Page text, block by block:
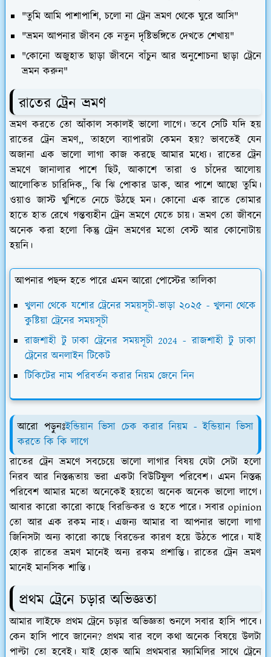
"তুমি আমি পাশাপাশি, চলো না ট্রেন ভ্রমণ থেকে ঘুরে আসি"
"ভ্রমন আপনার জীবন কে নতুন দৃষ্টিভঙ্গিতে দেখতে শেখায়"
"কোনো অজুহাত ছাড়া জীবনে বাঁচুন আর অনুশোচনা ছাড়া ট্রেনে
ভ্রমন করুন"
রাতের ট্রেন ভ্রমণ
ভ্রমণ করতে তো আঁকাল সকালই ভালো লাগে। তবে সেটি যদি হয়
রাতের ট্রেন ভ্রমণ,, তাহলে ব্যাপারটা কেমন হয়? ভাবতেই যেন
অজানা এক ভালো লাগা কাজ করছে আমার মধ্যে। রাতের ট্রেন
ভ্রমণে জানালার পাশে ছিট, আকাশে তারা ও চাঁদের আলোয়
আলোকিত চারিদিক,, ঝি ঝি পোকার ডাক, আর পাশে আছো তুমি।
ওয়াও জাস্ট খুশিতে নেচে উঠছে মন। কোনো এক রাতে তোমার
হাতে হাত রেখে গন্তব্যহীন ট্রেন ভ্রমণে যেতে চায়। ভ্রমণ তো জীবনে
অনেক করা হলো কিন্তু ট্রেন ভ্রমণের মতো বেস্ট আর কোনোটায়
হয়নি।
আপনার পছন্দ হতে পারে এমন আরো পোস্টের তালিকা
খুলনা থেকে যশোর ট্রেনের সময়সূচী-ভাড়া ২০২৫ - খুলনা থেকে
কুষ্টিয়া ট্রেনের সময়সূচী
রাজশাহী টু ঢাকা ট্রেনের সময়সূচী 2024 - রাজশাহী টু ঢাকা
ট্রেনের অনলাইন টিকেট
টিকিটের নাম পরিবর্তন করার নিয়ম জেনে নিন
আরো পড়ুনঃইন্ডিয়ান ভিসা চেক করার নিয়ম - ইন্ডিয়ান ভিসা
করতে কি কি লাগে
রাতের ট্রেন ভ্রমণে সবচেয়ে ভালো লাগার বিষয় যেটা সেটা হলো
নিরব আর নিস্তব্ধতায় ভরা একটা বিউটিফুল পরিবেশ। এমন নিস্তব্ধ
পরিবেশ আমার মতো অনেকেই হয়তো অনেক অনেক ভালো লাগে।
আবার কারো কারো কাছে বিরক্তিকর ও হতে পারে। সবার opinion
তো আর এক রকম নাহ। এজন্য আমার বা আপনার ভালো লাগা
জিনিসটা অন্য কারো কাছে বিরক্তের কারণ হয়ে উঠতে পারে। যাই
হোক রাতের ভ্রমণ মানেই অন্য রকম প্রশান্তি। রাতের ট্রেন ভ্রমণ
মানেই মানসিক শান্তি।
প্রথম ট্রেনে চড়ার অভিজ্ঞতা
আমার লাইফে প্রথম ট্রেনে চড়ার অভিজ্ঞতা শুনলে সবার হাসি পাবে।
কেন হাসি পাবে জানেন? প্রথম বার বলে কথা অনেক বিষয়ে উলটা
পাল্টা তো হবেই। যাই হোক আমি প্রথমবার ফ্যামিলির সাথে ট্রেনে